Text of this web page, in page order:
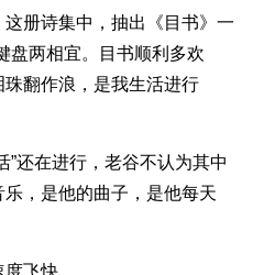
册诗集中，抽出《目书》一
盘两相宜。目书顺利多欢
翻作浪，是我生活进行
在进行，老谷不认为其中
，是他的曲子，是他每天